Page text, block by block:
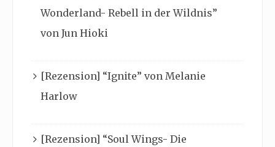
Wonderland- Rebell in der Wildnis”
von Jun Hioki
[Rezension] “Ignite” von Melanie
Harlow
[Rezension] “Soul Wings- Die